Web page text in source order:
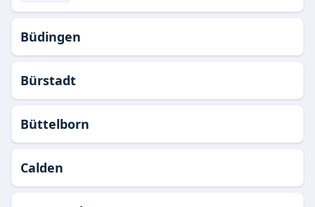
Büdingen
Bürstadt
Büttelborn
Calden